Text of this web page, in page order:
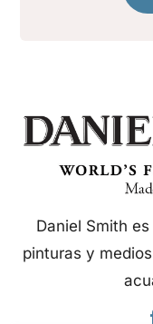
Daniel Smith
pinturas y